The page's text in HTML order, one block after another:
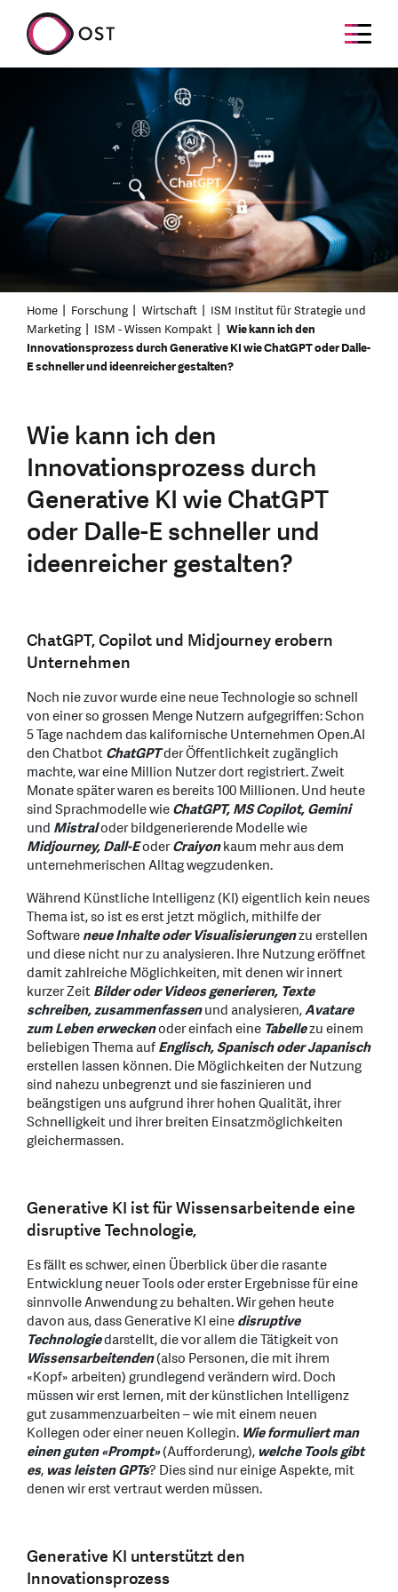
Home Forschung Wirtschaft
ISM Institut für Strategie und
Marketing
ISM - Wissen Kompakt
Wie kann ich den
Innovationsprozess durch Generative KI wie ChatGPT oder Dalle-
E schneller und ideenreicher gestalten?
Wie kann ich den
Innovationsprozess durch
Generative KI wie ChatGPT
oder Dalle-E schneller und
ideenreicher gestalten?
ChatGPT, Copilot und Midjourney erobern
Unternehmen
Noch nie zuvor wurde eine neue Technologie so schnell
von einer so grossen Menge Nutzern aufgegriffen: Schon
5 Tage nachdem das kalifornische Unternehmen Open.AI
den ChatbotChatGPTder Öffentlichkeit zugänglich
machte, war eine Million Nutzer dort registriert. Zweit
Monate später waren es bereits 100 Millionen. Und heute
sind Sprachmodelle wieChatGPT, MS Copilot, Gemini
und Mistraloder bildgenerierende Modelle wie
Midjourney, Dall-EoderCraiyonkaum mehr aus dem
unternehmerischen Alltag wegzudenken.
Während Künstliche Intelligenz (KI) eigentlich kein neues
Thema ist, so ist es erst jetzt möglich, mithilfe der
Softwareneue Inhalte oder Visualisierungenzu erstellen
und diese nicht nur zu analysieren. Ihre Nutzung eröffnet
damit zahlreiche Möglichkeiten, mit denen wir innert
kurzer ZeitBilder oder Videos generieren, Texte
schreiben, zusammenfassenund analysieren,Avatare
zum Leben erweckenoder einfach eine Tabellezu einem
beliebigen Thema aufEnglisch, Spanisch oder Japanisch
erstellen lassen können. Die Möglichkeiten der Nutzung
sind nahezu unbegrenzt und sie faszinieren und
beängstigen uns aufgrund ihrer hohen Qualität, ihrer
Schnelligkeit und ihrer breiten Einsatzmöglichkeiten
gleichermassen.
Generative KI ist für Wissensarbeitende eine
disruptive Technologie,
Es fällt es schwer, einen Überblick über die rasante
Entwicklung neuer Tools oder erster Ergebnisse für eine
sinnvolle Anwendung zu behalten. Wir gehen heute
davon aus, dass Generative KI einedisruptive
Technologiedarstellt, die vor allem die Tätigkeit von
Wissensarbeitenden(also Personen, die mit ihrem
«Kopf» arbeiten) grundlegend verändern wird. Doch
müssen wir erst lernen, mit der künstlichen Intelligenz
gut zusammenzuarbeiten – wie mit einem neuen
Kollegen oder einer neuen Kollegin. Wie formuliert man
einen guten «Prompt»(Aufforderung), welche Tools gibt
es, was leisten GPTs? Dies sind nur einige Aspekte, mit
denen wir erst vertraut werden müssen.
Generative KI unterstützt den
Innovationsprozess